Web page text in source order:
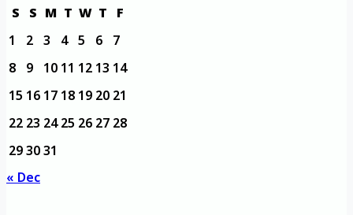
S S M T W T F
1 2 3 4 5 6 7
8 9 1011 121314
15161718192021
22232425262728
293031
« Dec